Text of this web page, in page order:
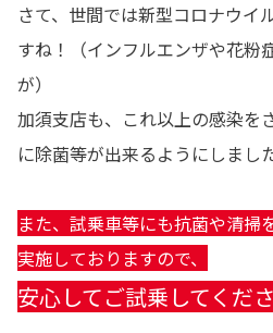
さて、世間では新型コロナウイ
すね！（インフルエンザや花粉
が）
加須支店も、これ以上の感染を
に除菌等が出来るようにしまし
また、試乗車等にも抗菌や清掃
実施しておりますので、
安心してご試乗してくだ